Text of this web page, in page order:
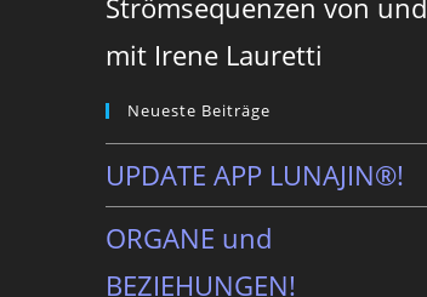
mit Irene Lauretti
Neueste Beiträge
UPDATE APP LUNAJIN®!
ORGANE und
BEZIEHUNGEN!